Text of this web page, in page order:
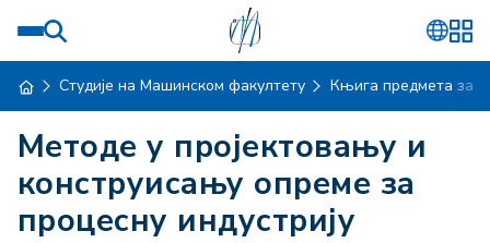
Студије на Машинском факултету Књига предмета за
Методе у пројектовању и
конструисању опреме за
процесну индустрију